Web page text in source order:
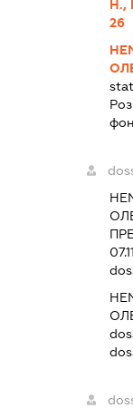
Н.,
26